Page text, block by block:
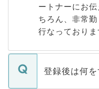
ートナーにお
ちろん、非常
行なっておりま
登録後は何